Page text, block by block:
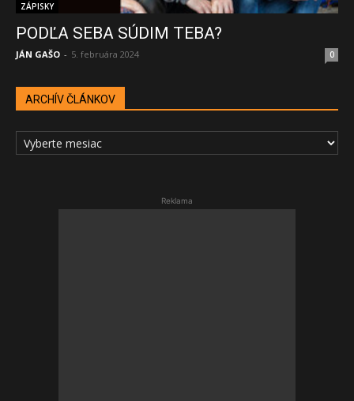
ZÁPISKY
PODĽA SEBA SÚDIM TEBA?
JÁN GAŠO - 5. februára 2024 0
ARCHÍV ČLÁNKOV
ARCHÍV
ČLÁNKOV
Reklama